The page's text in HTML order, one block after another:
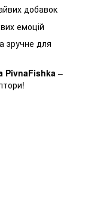
добавок
емоцій
зручне для
PivnaFishka –